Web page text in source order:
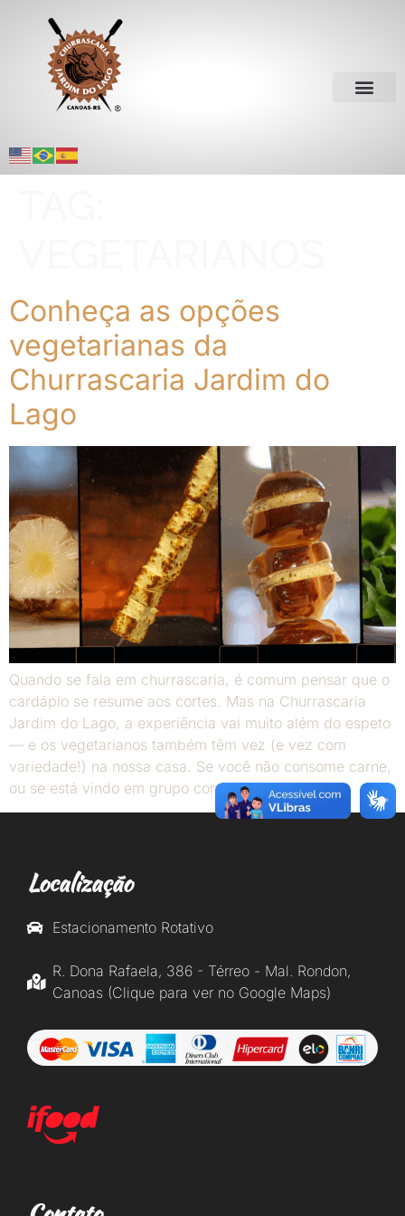
Conheça as opções
vegetarianas da
Churrascaria Jardim do
Lago
Quando se fala em churrascaria, é comum pensar que o
cardápio se resume aos cortes. Mas na Churrascaria
Jardim do Lago, a experiência vai muito além do espeto
— e os vegetarianos também têm vez (e vez com
variedade!) na nossa casa. Se você não consome carne,
ou se está vindo em grupo com alguém […]
Localização
Estacionamento Rotativo
R. Dona Rafaela, 386 - Térreo - Mal. Rondon,
Canoas (Clique para ver no Google Maps)